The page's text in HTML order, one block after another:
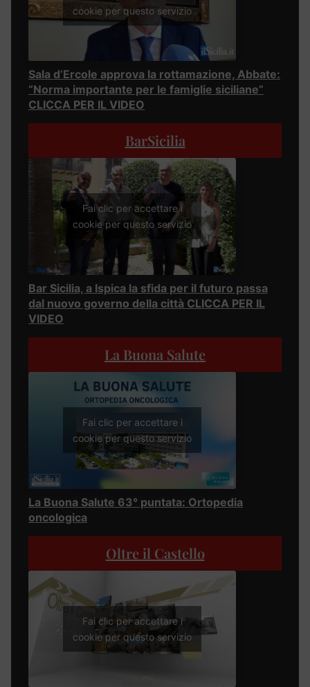
cookie per questo servizio
Sala d’Ercole approva la rottamazione, Abbate:
“Norma importante per le famiglie siciliane”
CLICCA PER IL VIDEO
BarSicilia
Fai clic per accettare i
cookie per questo servizio
Bar Sicilia, a Ispica la sfida per il futuro passa
dal nuovo governo della città CLICCA PER IL
VIDEO
La Buona Salute
Fai clic per accettare i
cookie per questo servizio
La Buona Salute 63° puntata: Ortopedia
oncologica
Oltre il Castello
Fai clic per accettare i
cookie per questo servizio